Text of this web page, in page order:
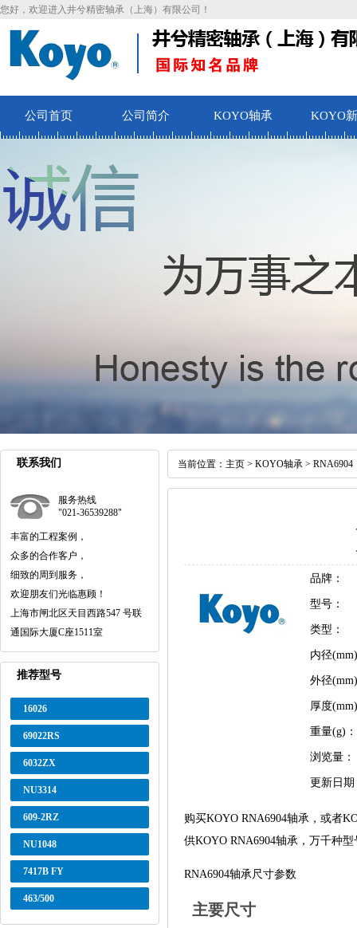
您好，欢迎进入井兮精密轴承（上海）有限公司！
公司首页 公司简介 KOYO轴承 KOYO
联系我们
服务热线
"021-36539288"
丰富的工程案例，
众多的合作客户，
细致的周到服务，
欢迎朋友们光临惠顾！
上海市闸北区天目西路547 号联
通国际大厦C座1511室
推荐型号
16026
69022RS
6032ZX
NU3314
609-2RZ
NU1048
7417B FY
463/500
当前位置： 主页 > KOYO轴承 > RNA6904
品牌：
型号：
类型：
内径
外径
厚度
重量(g)：
浏览量：
更新日期
购买KOYO RNA6904轴承，或者
供KOYO RNA6904轴承，万千种
RNA6904轴承尺寸参数
主要尺寸